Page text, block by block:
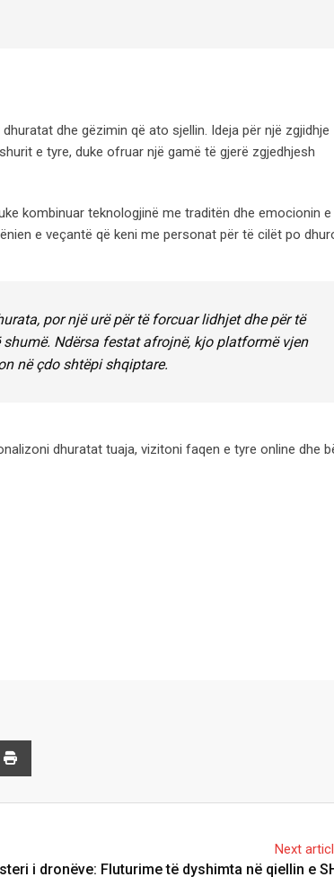
dhe gëzimin që ato sjellin. Ideja për një zgjidhje
e tyre, duke ofruar një gamë të gjerë zgjedhjesh
kombinuar teknologjinë me traditën dhe emocionin e
e veçantë që keni me personat për të cilët po
por një urë për të forcuar lidhjet dhe për të
Ndërsa festat afrojnë, kjo platformë vjen
në çdo shtëpi shqiptare.
dhuratat tuaja, vizitoni faqen e tyre online dhe
Next
i dronëve: Fluturime të dyshimta në qiellin e